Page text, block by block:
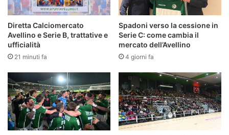
Diretta Calciomercato
Avellino e Serie B, trattative e
ufficialità
21 minuti fa
Spadoni verso la cessione in
Serie C: come cambia il
mercato dell’Avellino
4 giorni fa